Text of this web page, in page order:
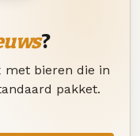
?
met bieren die in
pakket.